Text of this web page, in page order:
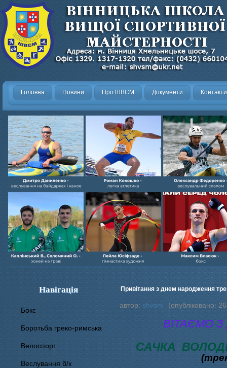
Головна Новини Про ШВСМ Документи Контакти
Навігація
Бокс
Боротьба греко-римська
Велоспорт
Веслування б/к
Привітання з днем народження
автор: shvsm (опубліковано:
ВІТАЄМО
САЧКА